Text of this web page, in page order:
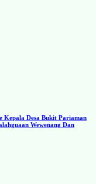
Desa Bukit Pariaman
Wewenang Dan